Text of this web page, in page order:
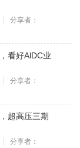
分享者：
看好AlDC业
分享者：
超高压三期
分享者：